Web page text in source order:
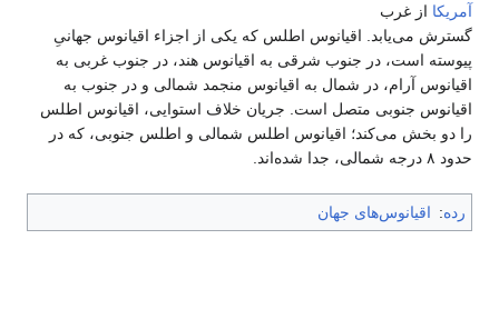
آمریکا از غرب
گسترش می‌یابد. اقیانوس اطلس که یکی از اجزاء اقیانوس جهانیِ
پیوسته است، در جنوب شرقی به اقیانوس هند، در جنوب غربی به
اقیانوس آرام، در شمال به اقیانوس منجمد شمالی و در جنوب به
اقیانوس جنوبی متصل است. جریان خلاف استوایی، اقیانوس اطلس
را دو بخش می‌کند؛ اقیانوس اطلس شمالی و اطلس جنوبی، که در
حدود ۸ درجه شمالی، جدا شده‌اند.
رده: اقیانوس‌های جهان